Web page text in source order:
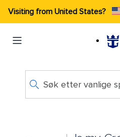
Visiting from United States?
Søk etter vanlige